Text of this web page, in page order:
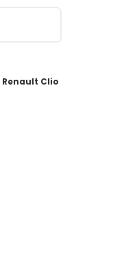
Renault Clio